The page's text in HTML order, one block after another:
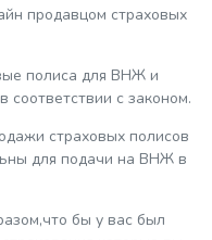
продавцом страховых
полиса для ВНЖ и
соответствии с законом.
страховых полисов
для подачи на ВНЖ в
бы у вас был